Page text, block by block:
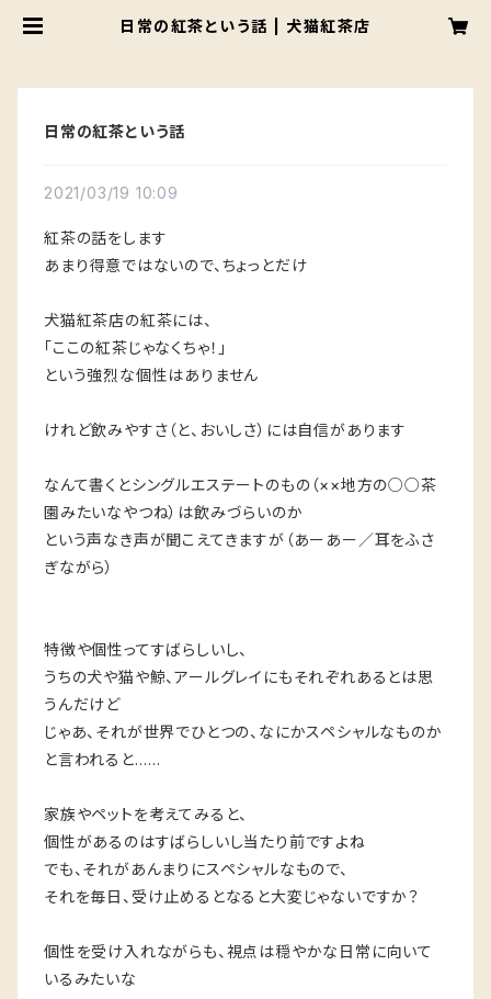
日常の紅茶という話 | 犬猫紅茶店
日常の紅茶という話
2021/03/19 10:09
紅茶の話をします
あまり得意ではないので、ちょっとだけ
犬猫紅茶店の紅茶には、
「ここの紅茶じゃなくちゃ！」
という強烈な個性はありません
けれど飲みやすさ（と、おいしさ）には自信があります
なんて書くとシングルエステートのもの（××地方の○○茶
園みたいなやつね）は飲みづらいのか
という声なき声が聞こえてきますが（あーあー／耳をふさ
ぎながら）
特徴や個性ってすばらしいし、
うちの犬や猫や鯨、アールグレイにもそれぞれあるとは思
うんだけど
じゃあ、それが世界でひとつの、なにかスペシャルなものか
と言われると……
家族やペットを考えてみると、
個性があるのはすばらしいし当たり前ですよね
でも、それがあんまりにスペシャルなもので、
それを毎日、受け止めるとなると大変じゃないですか？
個性を受け入れながらも、視点は穏やかな日常に向いて
いるみたいな